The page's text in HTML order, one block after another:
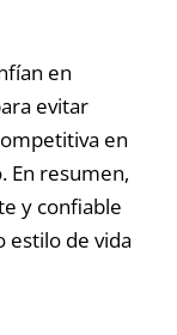
en
evitar
en
En resumen,
y confiable
estilo de vida